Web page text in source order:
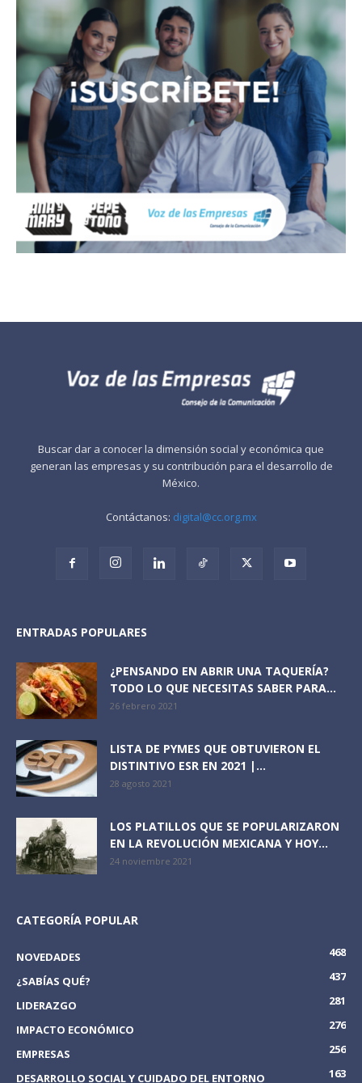
Buscar dar a conocer la dimensión social y económica que
generan las empresas y su contribución para el desarrollo de
México.
Contáctanos: digital@cc.org.mx
ENTRADAS POPULARES
¿PENSANDO EN ABRIR UNA TAQUERÍA?
TODO LO QUE NECESITAS SABER PARA...
26 febrero 2021
LISTA DE PYMES QUE OBTUVIERON EL
DISTINTIVO ESR EN 2021 |...
28 agosto 2021
LOS PLATILLOS QUE SE POPULARIZARON
EN LA REVOLUCIÓN MEXICANA Y HOY...
24 noviembre 2021
CATEGORÍA POPULAR
NOVEDADES
468
¿SABÍAS QUÉ?
437
LIDERAZGO
281
IMPACTO ECONÓMICO
276
EMPRESAS
256
DESARROLLO SOCIAL Y CUIDADO DEL ENTORNO
163